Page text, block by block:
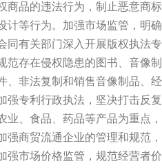
商品的违法行为，制止恶意商
计等行为。加强市场监管，明
有关部门深入开展版权执法专
范存在侵权隐患的图书、音像
、非法复制和销售音像制品、
专利行政执法，坚决打击反复
业、食品、药品等产品为重点
商贸流通企业的管理和规范，
市场价格监管，规范经营者价